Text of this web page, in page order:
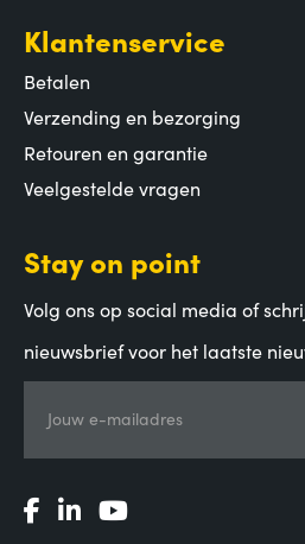
Klantenservice
Betalen
Verzending en bezorging
Retouren en garantie
Veelgestelde vragen
Stay on point
Volg ons op social media of
nieuwsbrief voor het laatste
Jouw e-mailadres